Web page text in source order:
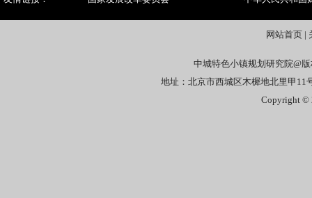
网站首页 |
中城特色小镇规划研究院@
地址：北京市西城区木樨地北里甲11
Copyright ©